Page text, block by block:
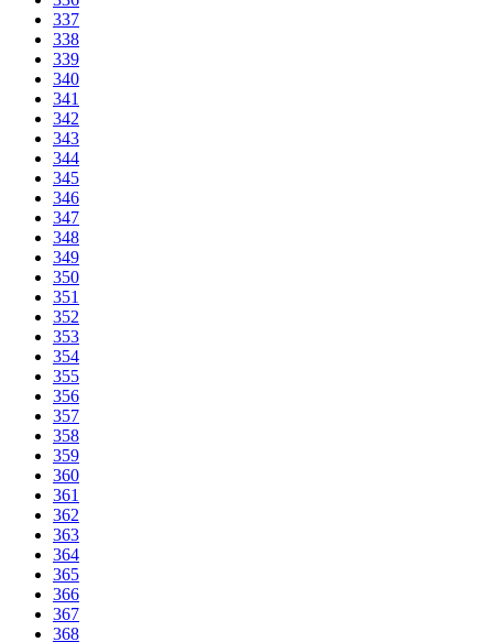
337
338
339
340
341
342
343
344
345
346
347
348
349
350
351
352
353
354
355
356
357
358
359
360
361
362
363
364
365
366
367
368